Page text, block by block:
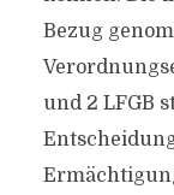
Bezug
und 2 LFGB